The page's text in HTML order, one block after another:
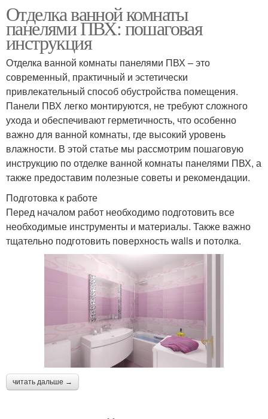
Отделка ванной комнаты
панелями ПВХ: пошаговая
инструкция
Отделка ванной комнаты панелями ПВХ – это
современный, практичный и эстетически
привлекательный способ обустройства помещения.
Панели ПВХ легко монтируются, не требуют сложного
ухода и обеспечивают герметичность, что особенно
важно для ванной комнаты, где высокий уровень
влажности. В этой статье мы рассмотрим пошаговую
инструкцию по отделке ванной комнаты панелями ПВХ, а
также предоставим полезные советы и рекомендации.
Подготовка к работе
Перед началом работ необходимо подготовить все
необходимые инструменты и материалы. Также важно
тщательно подготовить поверхность walls и потолка.
читать дальше →